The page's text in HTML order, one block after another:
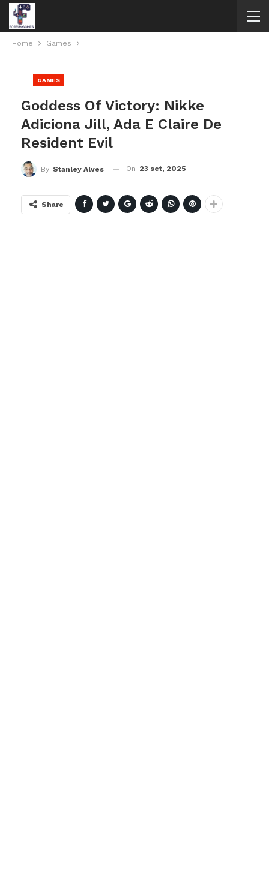
Home Games
GAMES
Goddess Of Victory: Nikke
Adiciona Jill, Ada E Claire De
Resident Evil
By Stanley Alves On 23 set, 2025
Share